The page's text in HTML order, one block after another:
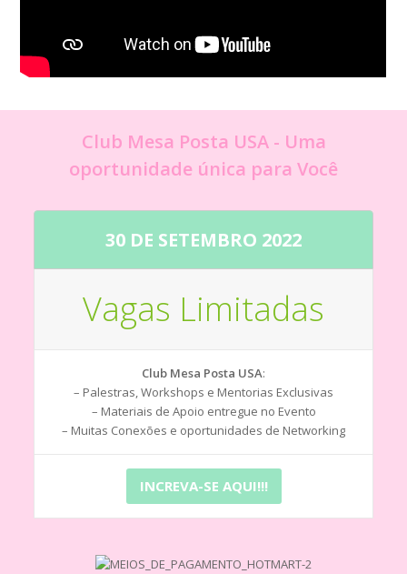
Club Mesa Posta USA - Uma
oportunidade única para Você
30 DE SETEMBRO 2022
Vagas Limitadas
Club Mesa Posta USA:
– Palestras, Workshops e Mentorias Exclusivas
– Materiais de Apoio entregue no Evento
– Muitas Conexões e oportunidades de Networking
INCREVA-SE AQUI!!!